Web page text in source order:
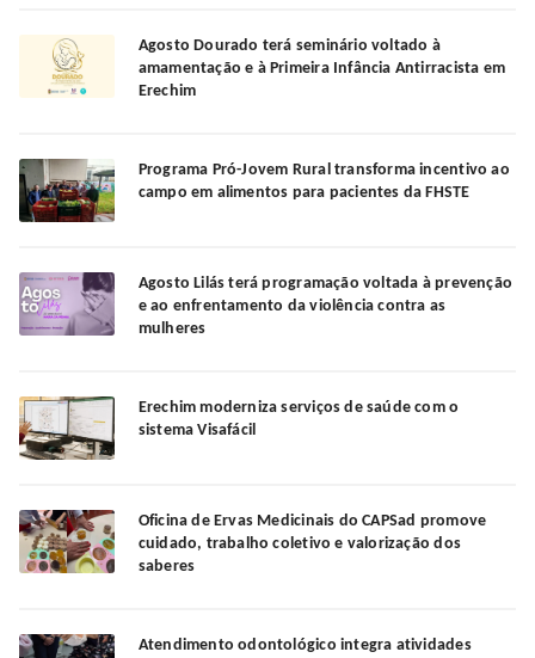
Agosto Dourado terá seminário voltado à
amamentação e à Primeira Infância Antirracista em
Erechim
Programa Pró-Jovem Rural transforma incentivo ao
campo em alimentos para pacientes da FHSTE
Agosto Lilás terá programação voltada à prevenção
e ao enfrentamento da violência contra as
mulheres
Erechim moderniza serviços de saúde com o
sistema Visafácil
Oficina de Ervas Medicinais do CAPSad promove
cuidado, trabalho coletivo e valorização dos
saberes
Atendimento odontológico integra atividades